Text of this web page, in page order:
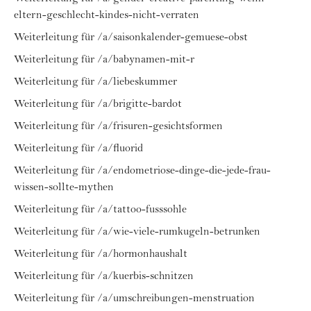
eltern-geschlecht-kindes-nicht-verraten
Weiterleitung für /a/saisonkalender-gemuese-obst
Weiterleitung für /a/babynamen-mit-r
Weiterleitung für /a/liebeskummer
Weiterleitung für /a/brigitte-bardot
Weiterleitung für /a/frisuren-gesichtsformen
Weiterleitung für /a/fluorid
Weiterleitung für /a/endometriose-dinge-die-jede-frau-
wissen-sollte-mythen
Weiterleitung für /a/tattoo-fusssohle
Weiterleitung für /a/wie-viele-rumkugeln-betrunken
Weiterleitung für /a/hormonhaushalt
Weiterleitung für /a/kuerbis-schnitzen
Weiterleitung für /a/umschreibungen-menstruation